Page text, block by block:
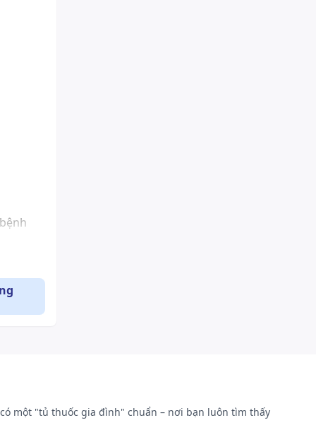
chất
một "tủ thuốc gia đình" chuẩn – nơi bạn luôn tìm thấy